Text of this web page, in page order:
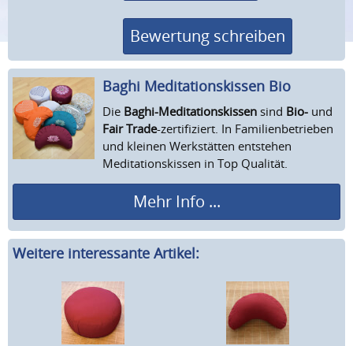
Bewertung schreiben
Baghi Meditations­kissen Bio
Die Baghi-Meditationskissen sind Bio- und
Fair Trade-zertifiziert. In Familienbetrieben
und kleinen Werkstätten entstehen
Meditationskissen in Top Qualität.
Mehr Info ...
Weitere interessante Artikel: